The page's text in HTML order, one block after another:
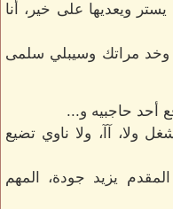
ويعديها على خير، أنا
وخد مراتك وسيبلي سلمى
أحد حاجبيه و...
ولا، آآ، ولا ناوي تضيع
يزيد جودة، المهم